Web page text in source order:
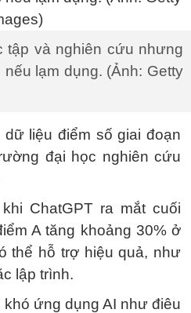
tập và nghiên cứu nhưng
lạm dụng. (Ảnh: Getty
liệu điểm số giai đoạn
đại học nghiên cứu
ChatGPT ra mắt cuối
A tăng khoảng 30% ở
thể hỗ trợ hiệu quả, như
lập trình.
ứng dụng AI như điêu